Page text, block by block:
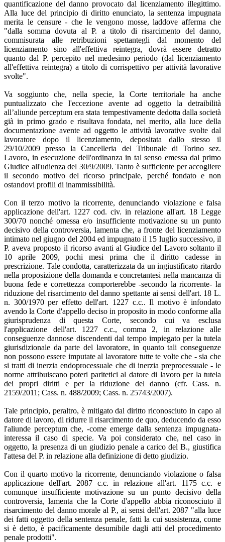
quantificazione del danno provocato dal licenziamento illegittimo.
Alla luce del principio di diritto enunciato, la sentenza impugnata
merita le censure - che le vengono mosse, laddove afferma che
"dalla somma dovuta al P. a titolo di risarcimento del danno,
commisurata alle retribuzioni spettantegli dal momento del
licenziamento sino all'effettiva reintegra, dovrà essere detratto
quanto dal P. percepito nel medesimo periodo (dal licenziamento
all'effettiva reintegra) a titolo di corrispettivo per attività lavorative
svolte".
Va soggiunto che, nella specie, la Corte territoriale ha anche
puntualizzato che l'eccezione avente ad oggetto la detraibilità
all’aliunde perceptum era stata tempestivamente dedotta dalla società
già in primo grado e risultava fondata, nel merito, alla luce della
documentazione avente ad oggetto le attività lavorative svolte dal
lavoratore dopo il licenziamento, depositata dallo stesso il
29/10/2009 presso la Cancelleria del Tribunale di Torino sez.
Lavoro, in esecuzione dell'ordinanza in tal senso emessa dal primo
Giudice all'udienza del 30/9/2009. Tanto è sufficiente per accogliere
il secondo motivo del ricorso principale, perché fondato e non
ostandovi profili di inammissibilità.
Con il terzo motivo la ricorrente, denunciando violazione e falsa
applicazione dell'art. 1227 cod. civ. in relazione all'art. 18 Legge
300/70 nonché omessa e/o insufficiente motivazione su un punto
decisivo della controversia, lamenta che, a fronte del licenziamento
intimato nel giugno del 2004 ed impugnato il 15 luglio successivo, il
P. aveva proposto il ricorso avanti al Giudice del Lavoro soltanto il
10 aprile 2009, pochi mesi prima che il diritto cadesse in
prescrizione. Tale condotta, caratterizzata da un ingiustificato ritardo
nella proposizione della domanda e concretantesi nella mancanza di
buona fede e correttezza comporterebbe -secondo la ricorrente- la
riduzione del risarcimento del danno spettante ai sensi dell'art. 18 L.
n. 300/1970 per effetto dell'art. 1227 c.c.. Il motivo è infondato
avendo la Corte d'appello deciso in proposito in modo conforme alla
giurisprudenza di questa Corte, secondo cui va esclusa
l'applicazione dell'art. 1227 c.c., comma 2, in relazione alle
conseguenze dannose discendenti dal tempo impiegato per la tutela
giurisdizionale da parte del lavoratore, in quanto tali conseguenze
non possono essere imputate al lavoratore tutte te volte che - sia che
si tratti di inerzia endoprocessuale che di inerzia preprocessuale - le
norme attribuiscano poteri paritetici al datore di lavoro per la tutela
dei propri diritti e per la riduzione del danno (cfr. Cass. n.
2159/2011; Cass. n. 488/2009; Cass. n. 25743/2007).
Tale principio, peraltro, è mitigato dal diritto riconosciuto in capo al
datore di lavoro, di ridurre il risarcimento de quo, deducendo da esso
l'aliunde perceptum che, -come emerge dalla sentenza impugnata-
interessa il caso di specie. Va poi considerato che, nel caso in
oggetto, la presenza di un giudizio penale a carico del B., giustifica
l'attesa del P. in relazione alla definizione di detto giudizio.
Con il quarto motivo la ricorrente, denunciando violazione o falsa
applicazione dell'art. 2087 c.c. in relazione all'art. 1175 c.c. e
comunque insufficiente motivazione su un punto decisivo della
controversia, lamenta che la Corte d'appello abbia riconosciuto il
risarcimento del danno morale al P., ai sensi dell'art. 2087 "alla luce
dei fatti oggetto della sentenza penale, fatti la cui sussistenza, come
si è detto, è pacificamente desumibile dagli atti del procedimento
penale prodotti".